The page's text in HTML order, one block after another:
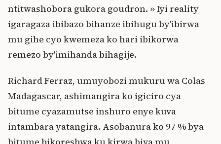
ntitwashobora gukora goudron. » Iyi reality
igaragaza ibibazo bihanze ibihugu by'ibirwa
mu gihe cyo kwemeza ko hari ibikorwa
remezo by'imihanda bihagije.
Richard Ferraz, umuyobozi mukuru wa Colas
Madagascar, ashimangira ko igiciro cya
bitume cyazamutse inshuro enye kuva
intambara yatangira. Asobanura ko 97 % bya